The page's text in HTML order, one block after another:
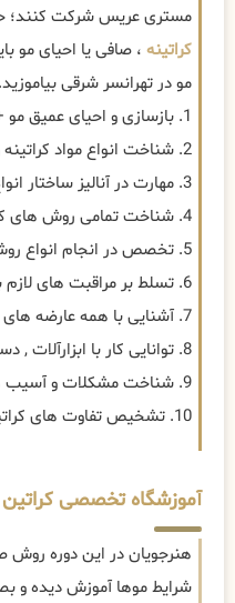
مستری عریس شرکت کنند؛ حداقل 10 سرفصل تخصصی در این حیطه
کراتینه ، صافی یا احیای مو
مو در تهرانسر شرقی بیاموزید.
1. بازسازی و احیای عمیق مو + درمان موهای ضعیف یا شکسته
2. شناخت انواع مواد کراتینه و تخصص در استفاده از آن ها
3. مهارت در آنالیز ساختار انواع مو
4. شناخت تمامی روش های کراتینه، صافی و احیای مو
5. تخصص در انجام انواع روش های تراپی تخصصی
6. تسلط بر مراقبت های لازم برای مو بعد از صافی و احیا
7. آشنایی با همه عارضه های کراتینه، صافی یا احیای مو
8. توانایی کار با ابزارآلات , دستگاه های مورد نیاز کراتینه
9. شناخت مشکلات و آسیب های مو و توانایی ارائه راهکار برای برطرف سازی
10. تشخیص تفاوت های کراتین صافی، کراتین احیا و بوتاکس
آموزشگاه تخصصی
هنرجویان در این دوره روش
شرایط موها آموزش دیده و